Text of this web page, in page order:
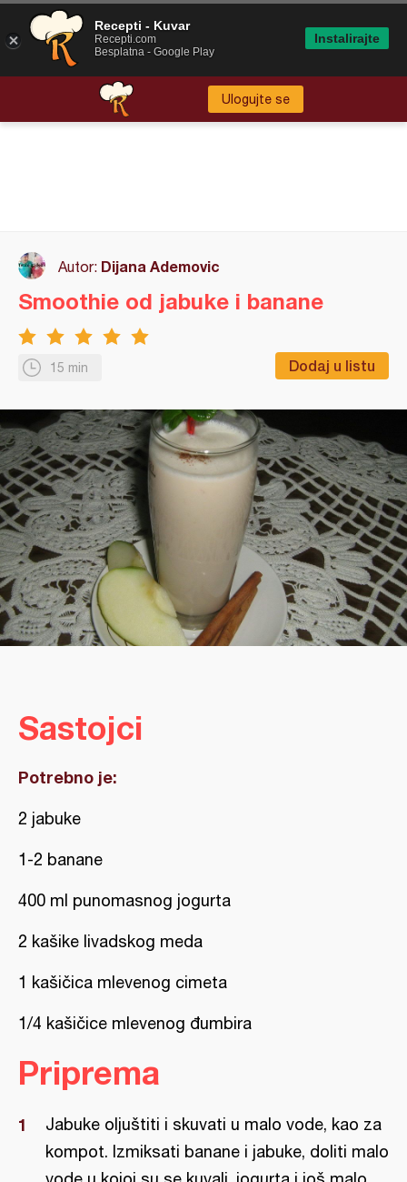
Ulogujte se
Autor: Dijana Ademovic
15 min Dodaj u listu
Smoothie od jabuke i banane
Sastojci
Potrebno je:
2 jabuke
1-2 banane
400 ml punomasnog jogurta
2 kašike livadskog meda
1 kašičica mlevenog cimeta
1/4 kašičice mlevenog đumbira
Priprema
Jabuke oljuštiti i skuvati u malo vode, kao za
kompot. Izmiksati banane i jabuke, doliti malo
Recepti - Kuvar
Recepti.com
Besplatna - Google Play
Instalirajte